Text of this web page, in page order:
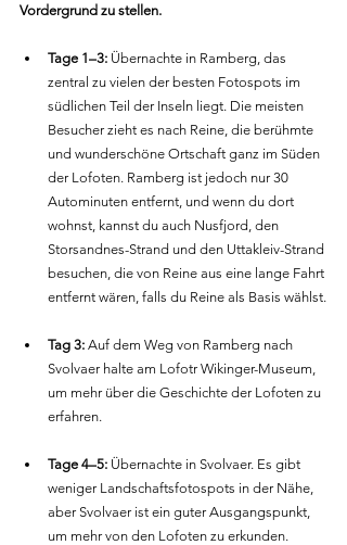
Vordergrund zu stellen.
Tage 1–3: Übernachte in Ramberg, das
zentral zu vielen der besten Fotospots im
südlichen Teil der Inseln liegt. Die meisten
Besucher zieht es nach Reine, die berühmte
und wunderschöne Ortschaft ganz im Süden
der Lofoten. Ramberg ist jedoch nur 30
Autominuten entfernt, und wenn du dort
wohnst, kannst du auch Nusfjord, den
Storsandnes-Strand und den Uttakleiv-Strand
besuchen, die von Reine aus eine lange Fahrt
entfernt wären, falls du Reine als Basis wählst.
Tag 3: Auf dem Weg von Ramberg nach
Svolvaer halte am Lofotr Wikinger-Museum,
um mehr über die Geschichte der Lofoten zu
erfahren.
Tage 4–5: Übernachte in Svolvaer. Es gibt
weniger Landschaftsfotospots in der Nähe,
aber Svolvaer ist ein guter Ausgangspunkt,
um mehr von den Lofoten zu erkunden.